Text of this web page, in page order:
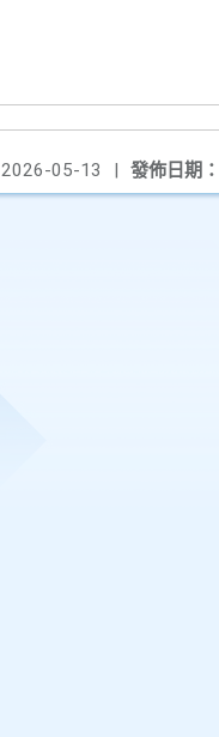
發佈日期：
2026-05-13 |